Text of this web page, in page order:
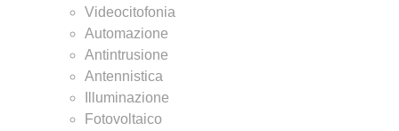
Videocitofonia
Automazione
Antintrusione
Antennistica
Illuminazione
Fotovoltaico